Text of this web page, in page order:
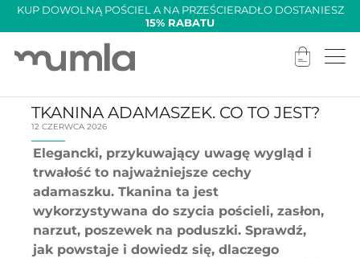
KUP DOWOLNĄ POŚCIEL A NA PRZEŚCIERADŁO DOSTANIESZ
15% RABATU
TKANINA ADAMASZEK. CO TO JEST?
12 CZERWCA 2026
Elegancki, przykuwający uwagę wygląd i
trwałość to najważniejsze cechy
adamaszku. Tkanina ta jest
wykorzystywana do szycia pościeli, zasłon,
narzut, poszewek na poduszki. Sprawdź,
jak powstaje i dowiedz się, dlaczego